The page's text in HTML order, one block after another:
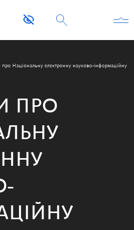
про Національну електронну науково-інформаційну
ПРО